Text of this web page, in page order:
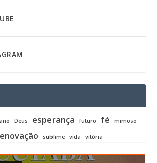
Deus esperança futuro fé mimoso
sublime vida vitória